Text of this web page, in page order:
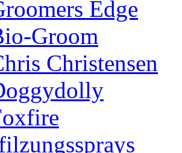
Edge
Groom
Christensen